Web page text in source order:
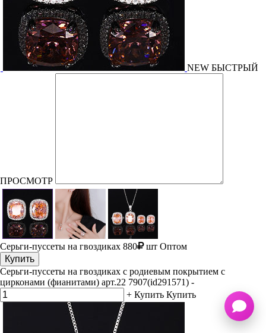
NEW БЫСТРЫЙ
ПРОСМОТР
Серьги-пуссеты на гвоздиках 880 шт Оптом
Купить
Серьги-пуссеты на гвоздиках с родиевым покрытием с
цирконами (фианитами) арт.22 7907(id291571) -
+ Купить Купить